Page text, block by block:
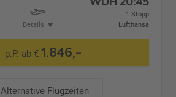
Details
1 Stopp
Lufthansa
p.P. ab € 1.846,-
Alternative Flugzeiten